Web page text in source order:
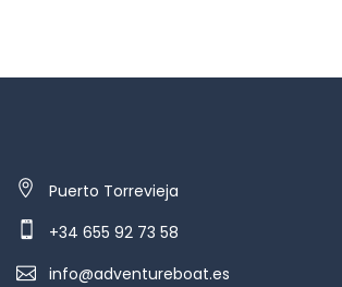
Puerto Torrevieja
+34 655 92 73 58
info@adventureboat.es